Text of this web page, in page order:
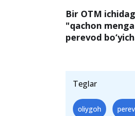
O‘zi
o‘qishini
boshqasiga
Bir OTM
"qachon
perevod